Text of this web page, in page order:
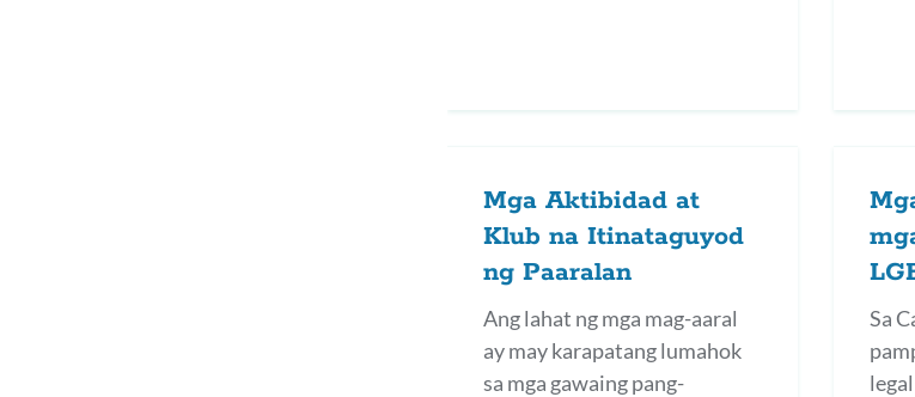
Mga Aktibidad at
Klub na Itinataguyod
ng Paaralan
Ang lahat ng mga mag-aaral
ay may karapatang lumahok
sa mga gawaing pang-
Sa